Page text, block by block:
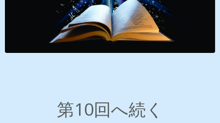
第10回へ続く